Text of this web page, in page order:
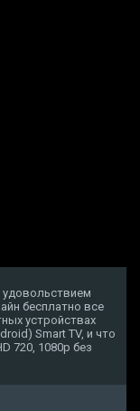
бесплатно все
устройствах
Smart TV, и что
720, 1080p без